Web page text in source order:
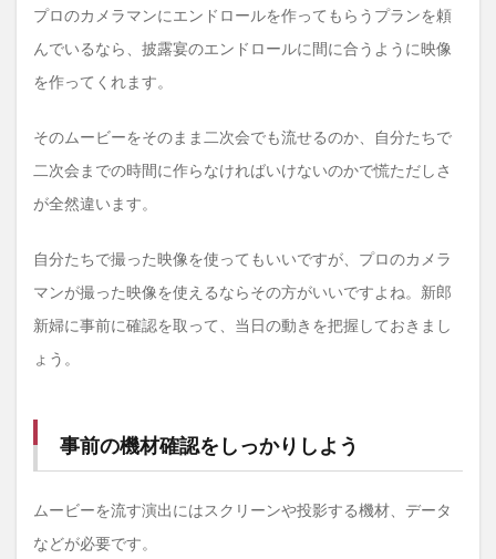
プロのカメラマンにエンドロールを作ってもらうプランを頼
んでいるなら、披露宴のエンドロールに間に合うように映像
を作ってくれます。
そのムービーをそのまま二次会でも流せるのか、自分たちで
二次会までの時間に作らなければいけないのかで慌ただしさ
が全然違います。
自分たちで撮った映像を使ってもいいですが、プロのカメラ
マンが撮った映像を使えるならその方がいいですよね。新郎
新婦に事前に確認を取って、当日の動きを把握しておきまし
ょう。
事前の機材確認をしっかりしよう
ムービーを流す演出にはスクリーンや投影する機材、データ
などが必要です。